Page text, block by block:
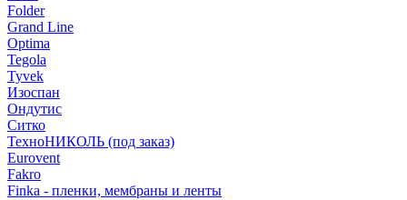
Folder
Grand Line
Optima
Tegola
Tyvek
Изоспан
Ондутис
Ситко
ТехноНИКОЛЬ (под заказ)
Eurovent
Fakro
Finka - пленки, мембраны и ленты